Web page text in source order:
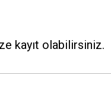
kayıt olabilirsiniz.